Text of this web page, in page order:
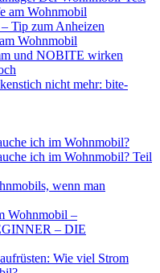
am Wohnmobil
Tip zum Anheizen
Wohnmobil
und NOBITE wirken
nicht mehr: bite-
ich im Wohnmobil?
ich im Wohnmobil? Teil
wenn man
Wohnmobil –
– DIE
Wie viel Strom